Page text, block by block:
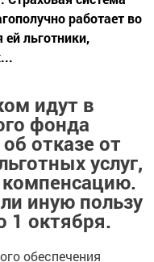
работает во
льготники,
идут в
фонда
отказе от
услуг,
иную пользу
1 октября.
обеспечения